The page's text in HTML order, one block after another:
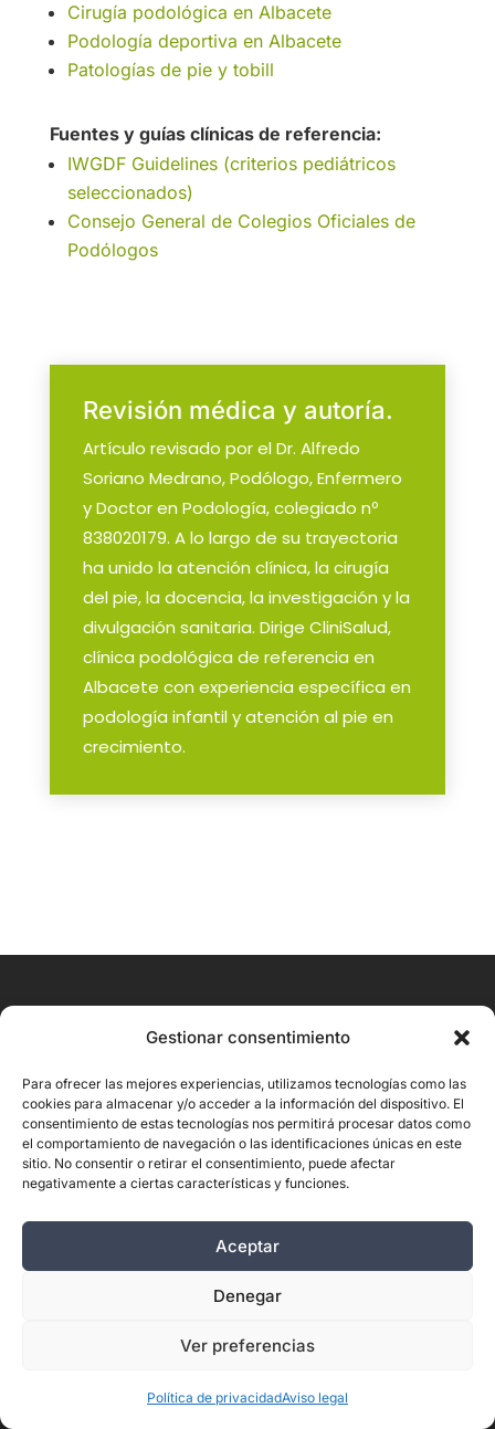
Gestionar consentimiento
Para ofrecer las mejores experiencias, utilizamos tecnologías como las
cookies para almacenar y/o acceder a la información del dispositivo. El
consentimiento de estas tecnologías nos permitirá procesar datos como
el comportamiento de navegación o las identificaciones únicas en este
sitio. No consentir o retirar el consentimiento, puede afectar
negativamente a ciertas características y funciones.
Aceptar
Denegar
Ver preferencias
Política de privacidadAviso legal
Cirugía podológica en Albacete
Podología deportiva en Albacete
Patologías de pie y tobill
Fuentes y guías clínicas de referencia:
IWGDF Guidelines (criterios pediátricos
seleccionados)
Consejo General de Colegios Oficiales de
Podólogos
Revisión médica y autoría.
Artículo revisado por el Dr. Alfredo
Soriano Medrano, Podólogo, Enfermero
y Doctor en Podología, colegiado nº
838020179. A lo largo de su trayectoria
ha unido la atención clínica, la cirugía
del pie, la docencia, la investigación y la
divulgación sanitaria. Dirige CliniSalud,
clínica podológica de referencia en
Albacete con experiencia específica en
podología infantil y atención al pie en
crecimiento.
Contacto
Calle Albarderos 1, bajo, 02004 Albacete
📞967 21 58 39
📲 675 88 51 22
info@clinisalud.com
⌛ Lunes a Jueves: 08:00 a 20h